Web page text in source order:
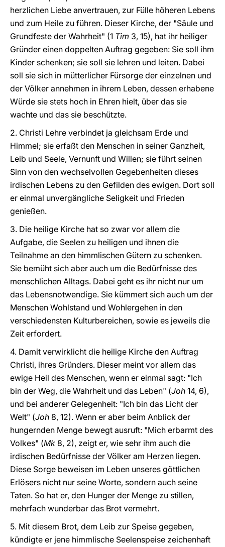
herzlichen Liebe anvertrauen, zur Fülle höheren Lebens
und zum Heile zu führen. Dieser Kirche, der "Säule und
Grundfeste der Wahrheit" (1 Tim 3, 15), hat ihr heiliger
Gründer einen doppelten Auftrag gegeben: Sie soll ihm
Kinder schenken; sie soll sie lehren und leiten. Dabei
soll sie sich in mütterlicher Fürsorge der einzelnen und
der Völker annehmen in ihrem Leben, dessen erhabene
Würde sie stets hoch in Ehren hielt, über das sie
wachte und das sie beschützte.
2. Christi Lehre verbindet ja gleichsam Erde und
Himmel; sie erfaßt den Menschen in seiner Ganzheit,
Leib und Seele, Vernunft und Willen; sie führt seinen
Sinn von den wechselvollen Gegebenheiten dieses
irdischen Lebens zu den Gefilden des ewigen. Dort soll
er einmal unvergängliche Seligkeit und Frieden
genießen.
3. Die heilige Kirche hat so zwar vor allem die
Aufgabe, die Seelen zu heiligen und ihnen die
Teilnahme an den himmlischen Gütern zu schenken.
Sie bemüht sich aber auch um die Bedürfnisse des
menschlichen Alltags. Dabei geht es ihr nicht nur um
das Lebensnotwendige. Sie kümmert sich auch um der
Menschen Wohlstand und Wohlergehen in den
verschiedensten Kulturbereichen, sowie es jeweils die
Zeit erfordert.
4. Damit verwirklicht die heilige Kirche den Auftrag
Christi, ihres Gründers. Dieser meint vor allem das
ewige Heil des Menschen, wenn er einmal sagt: "Ich
bin der Weg, die Wahrheit und das Leben" (Joh 14, 6),
und bei anderer Gelegenheit: "Ich bin das Licht der
Welt" (Joh 8, 12). Wenn er aber beim Anblick der
hungernden Menge bewegt ausruft: "Mich erbarmt des
Volkes" (Mk 8, 2), zeigt er, wie sehr ihm auch die
irdischen Bedürfnisse der Völker am Herzen liegen.
Diese Sorge beweisen im Leben unseres göttlichen
Erlösers nicht nur seine Worte, sondern auch seine
Taten. So hat er, den Hunger der Menge zu stillen,
mehrfach wunderbar das Brot vermehrt.
5. Mit diesem Brot, dem Leib zur Speise gegeben,
kündigte er jene himmlische Seelenspeise zeichenhaft